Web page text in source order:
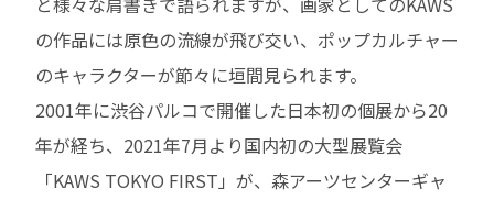
の作品には原色の流線が飛び交い、ポップカルチャー
のキャラクターが節々に垣間見られます。
2001年に渋谷パルコで開催した日本初の個展から20
年が経ち、2021年7月より国内初の大型展覧会
「KAWS TOKYO FIRST」が、森アーツセンターギャ